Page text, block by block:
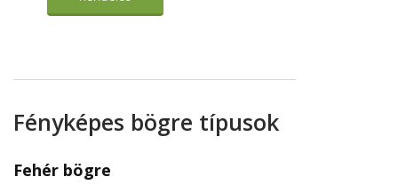
Fényképes bögre típusok
Fehér bögre